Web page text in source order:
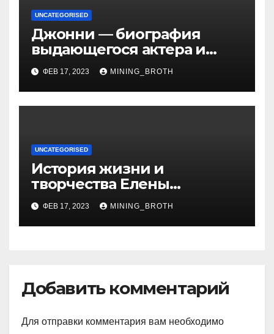
UNCATEGORISED
Джонни — биография
выдающегося актера и
талантливого певца, чья
артистичность захватывает
миллионы сердец
ФЕВ 17, 2023 MINING_BROTH
UNCATEGORISED
История жизни и
творчества Елены
Дубровской — биография,
достижения, интересные
факты
ФЕВ 17, 2023 MINING_BROTH
Добавить комментарий
Для отправки комментария вам необходимо